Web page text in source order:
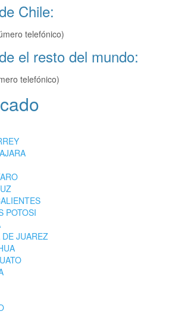
Chile:
telefónico)
el resto del mundo:
telefónico)
POTOSI
JUAREZ